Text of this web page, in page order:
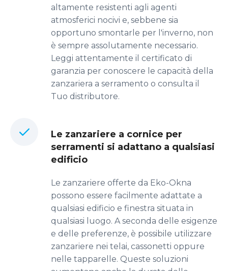
altamente resistenti agli agenti
atmosferici nocivi e, sebbene sia
opportuno smontarle per l'inverno, non
è sempre assolutamente necessario.
Leggi attentamente il certificato di
garanzia per conoscere le capacità della
zanzariera a serramento o consulta il
Tuo distributore.
Le zanzariere a cornice per
serramenti si adattano a qualsiasi
edificio
Le zanzariere offerte da Eko-Okna
possono essere facilmente adattate a
qualsiasi edificio e finestra situata in
qualsiasi luogo. A seconda delle esigenze
e delle preferenze, è possibile utilizzare
zanzariere nei telai, cassonetti oppure
nelle tapparelle. Queste soluzioni